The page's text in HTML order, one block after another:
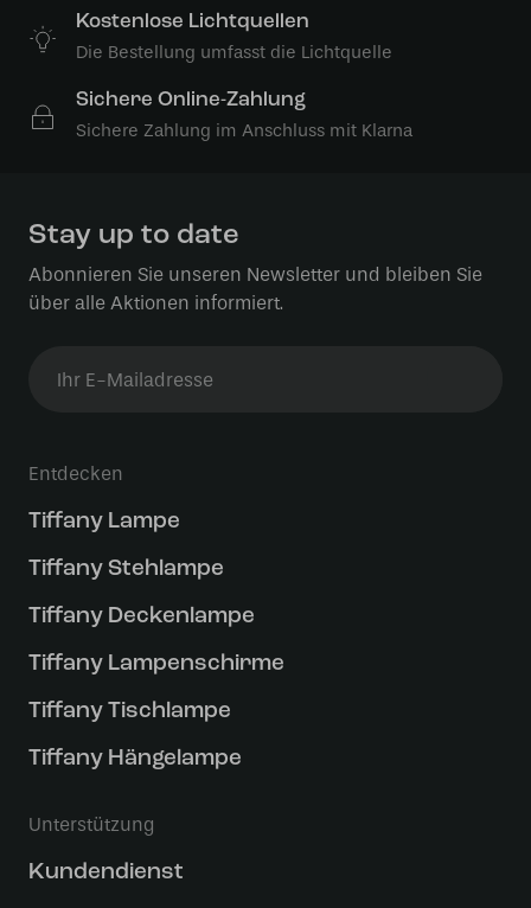
Kostenlose Lichtquellen
Die Bestellung umfasst die Lichtquelle
Sichere Online-Zahlung
Sichere Zahlung im Anschluss mit Klarna
Stay up to date
Abonnieren Sie unseren Newsletter und bleiben Sie
über alle Aktionen informiert.
Entdecken
Tiffany Lampe
Tiffany Stehlampe
Tiffany Deckenlampe
Tiffany Lampenschirme
Tiffany Tischlampe
Tiffany Hängelampe
Unterstützung
Kundendienst